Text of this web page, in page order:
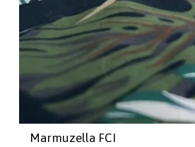
Marmuzella FCI